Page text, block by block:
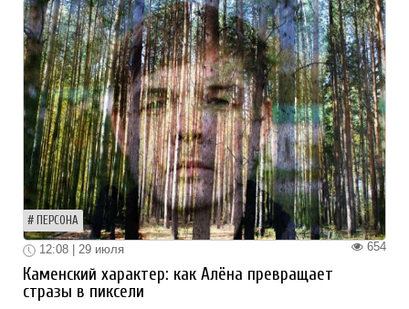
ПЕРСОНА
654
12:08 | 29 июля
Каменский характер: как Алёна превращает
стразы в пиксели